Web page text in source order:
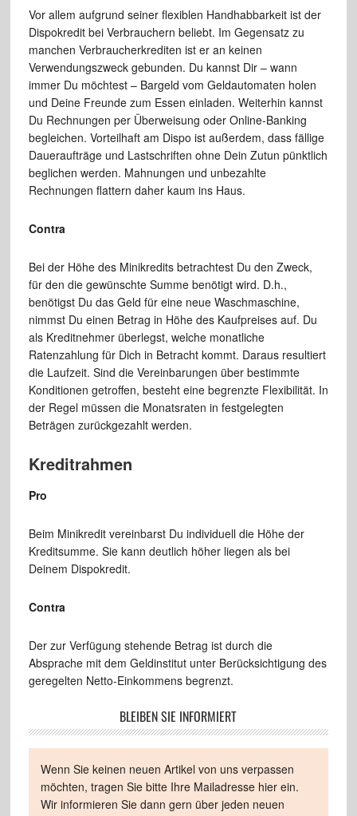
Vor allem aufgrund seiner flexiblen Handhabbarkeit ist der
Dispokredit bei Verbrauchern beliebt. Im Gegensatz zu
manchen Verbraucherkrediten ist er an keinen
Verwendungszweck gebunden. Du kannst Dir – wann
immer Du möchtest – Bargeld vom Geldautomaten holen
und Deine Freunde zum Essen einladen. Weiterhin kannst
Du Rechnungen per Überweisung oder Online-Banking
begleichen. Vorteilhaft am Dispo ist außerdem, dass fällige
Daueraufträge und Lastschriften ohne Dein Zutun pünktlich
beglichen werden. Mahnungen und unbezahlte
Rechnungen flattern daher kaum ins Haus.
Contra
Bei der Höhe des Minikredits betrachtest Du den Zweck,
für den die gewünschte Summe benötigt wird. D.h.,
benötigst Du das Geld für eine neue Waschmaschine,
nimmst Du einen Betrag in Höhe des Kaufpreises auf. Du
als Kreditnehmer überlegst, welche monatliche
Ratenzahlung für Dich in Betracht kommt. Daraus resultiert
die Laufzeit. Sind die Vereinbarungen über bestimmte
Konditionen getroffen, besteht eine begrenzte Flexibilität. In
der Regel müssen die Monatsraten in festgelegten
Beträgen zurückgezahlt werden.
Kreditrahmen
Pro
Beim Minikredit vereinbarst Du individuell die Höhe der
Kreditsumme. Sie kann deutlich höher liegen als bei
Deinem Dispokredit.
Contra
Der zur Verfügung stehende Betrag ist durch die
Absprache mit dem Geldinstitut unter Berücksichtigung des
geregelten Netto-Einkommens begrenzt.
BLEIBEN SIE INFORMIERT
Wenn Sie keinen neuen Artikel von uns verpassen
möchten, tragen Sie bitte Ihre Mailadresse hier ein.
Wir informieren Sie dann gern über jeden neuen